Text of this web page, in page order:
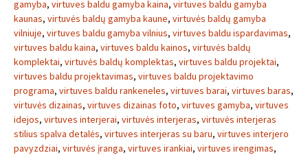
gamyba, virtuves baldu gamyba kaina, virtuves baldu gamyba
kaunas, virtuvės baldų gamyba kaune, virtuvės baldų gamyba
vilniuje, virtuves baldu gamyba vilnius, virtuves baldu ispardavimas,
virtuves baldu kaina, virtuves baldu kainos, virtuvės baldų
komplektai, virtuvės baldų komplektas, virtuves baldu projektai,
virtuves baldu projektavimas, virtuves baldu projektavimo
programa, virtuves baldu rankeneles, virtuves barai, virtuves baras,
virtuvės dizainas, virtuves dizainas foto, virtuves gamyba, virtuves
idejos, virtuves interjerai, virtuvės interjeras, virtuvės interjeras
stilius spalva detalės, virtuves interjeras su baru, virtuves interjero
pavyzdziai, virtuvės įranga, virtuves irankiai, virtuves irengimas,